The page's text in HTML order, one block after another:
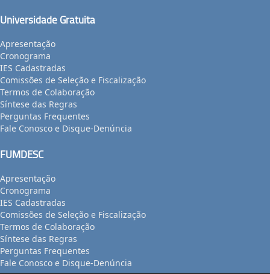
Universidade Gratuita
Apresentação
Cronograma
IES Cadastradas
Comissões de Seleção e Fiscalização
Termos de Colaboração
Síntese das Regras
Perguntas Frequentes
Fale Conosco e Disque-Denúncia
FUMDESC
Apresentação
Cronograma
IES Cadastradas
Comissões de Seleção e Fiscalização
Termos de Colaboração
Síntese das Regras
Perguntas Frequentes
Fale Conosco e Disque-Denúncia